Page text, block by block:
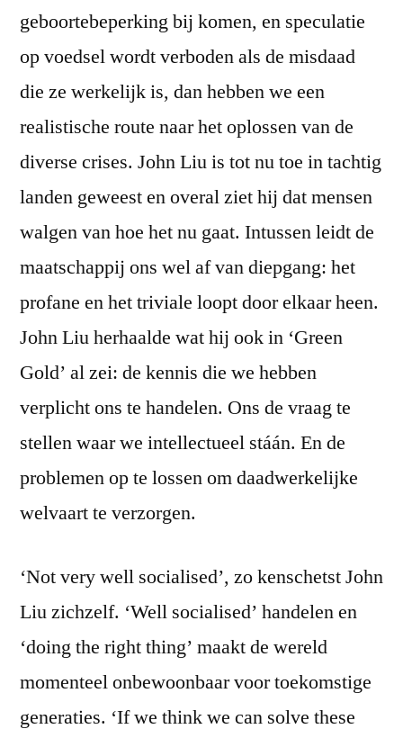
geboortebeperking bij komen, en speculatie
op voedsel wordt verboden als de misdaad
die ze werkelijk is, dan hebben we een
realistische route naar het oplossen van de
diverse crises. John Liu is tot nu toe in tachtig
landen geweest en overal ziet hij dat mensen
walgen van hoe het nu gaat. Intussen leidt de
maatschappij ons wel af van diepgang: het
profane en het triviale loopt door elkaar heen.
John Liu herhaalde wat hij ook in ‘Green
Gold’ al zei: de kennis die we hebben
verplicht ons te handelen. Ons de vraag te
stellen waar we intellectueel stáán. En de
problemen op te lossen om daadwerkelijke
welvaart te verzorgen.
‘Not very well socialised’, zo kenschetst John
Liu zichzelf. ‘Well socialised’ handelen en
‘doing the right thing’ maakt de wereld
momenteel onbewoonbaar voor toekomstige
generaties. ‘If we think we can solve these